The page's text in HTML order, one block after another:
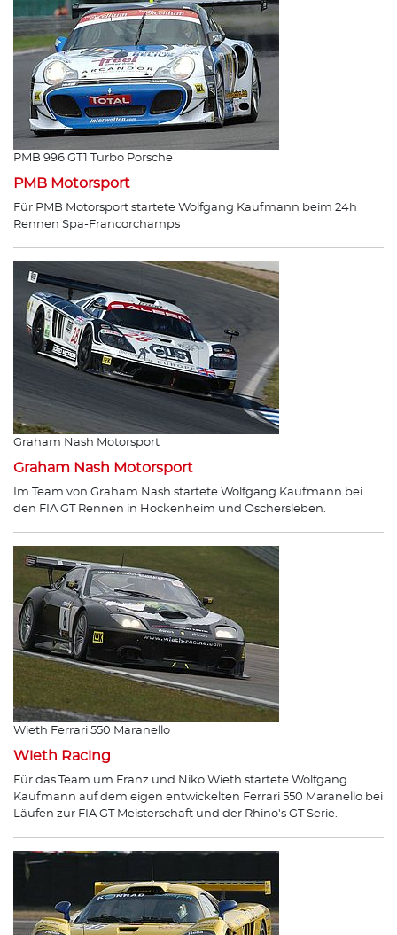
PMB 996 GT1 Turbo Porsche
PMB Motorsport
Für PMB Motorsport startete Wolfgang Kaufmann beim 24h
Rennen Spa-Francorchamps
Graham Nash Motorsport
Graham Nash Motorsport
Im Team von Graham Nash startete Wolfgang Kaufmann bei
den FIA GT Rennen in Hockenheim und Oschersleben.
Wieth Ferrari 550 Maranello
Wieth Racing
Für das Team um Franz und Niko Wieth startete Wolfgang
Kaufmann auf dem eigen entwickelten Ferrari 550 Maranello bei
Läufen zur FIA GT Meisterschaft und der Rhino's GT Serie.